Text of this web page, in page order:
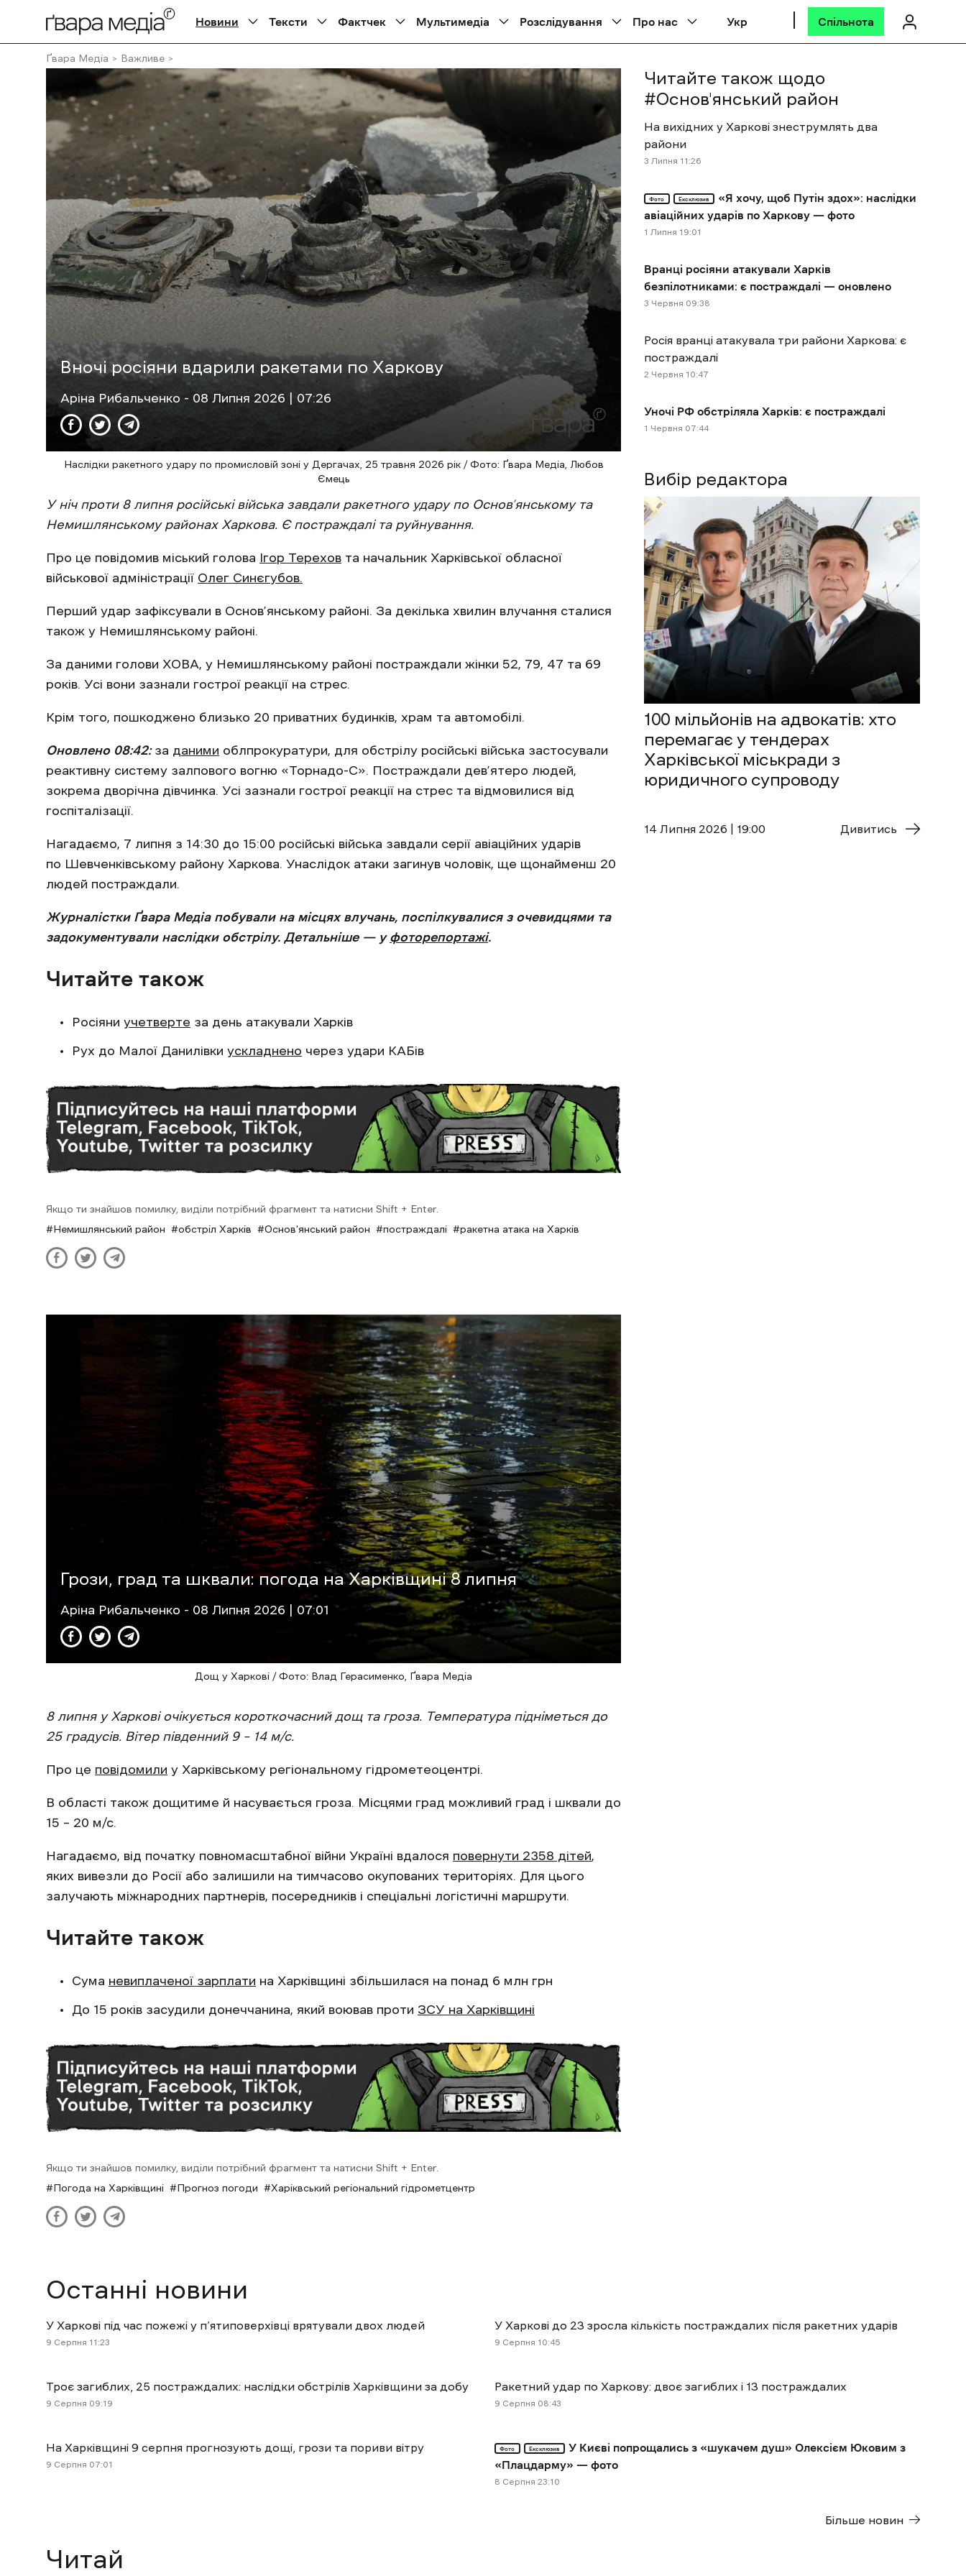
Новини Тексти Фактчек Мультимедіа Розслідування Про нас Укр Спільнота
Ґвара Медіа Важливе
Вночі росіяни вдарили ракетами по Харкову
Аріна Рибальченко - 08 Липня 2026 | 07:26
Наслідки ракетного удару по промисловій зоні у Дергачах, 25 травня 2026 рік / Фото: Ґвара Медіа, Любов
Ємець
У ніч проти 8 липня російські війська завдали ракетного удару по Основ’янському та
Немишлянському районах Харкова. Є постраждалі та руйнування.
Про це повідомив міський голова Ігор Терехов та начальник Харківської обласної
військової адміністрації Олег Синєгубов.
Перший удар зафіксували в Основ’янському районі. За декілька хвилин влучання сталися
також у Немишлянському районі.
За даними голови ХОВА, у Немишлянському районі постраждали жінки 52, 79, 47 та 69
років. Усі вони зазнали гострої реакції на стрес.
Крім того, пошкоджено близько 20 приватних будинків, храм та автомобілі.
Оновлено 08:42:за даними облпрокуратури, для обстрілу російські війська застосували
реактивну систему залпового вогню «Торнадо-С». Постраждали дев’ятеро людей,
зокрема дворічна дівчинка. Усі зазнали гострої реакції на стрес та відмовилися від
госпіталізації.
Нагадаємо, 7 липня з 14:30 до 15:00 російські війська завдали серії авіаційних ударів
по Шевченківському району Харкова. Унаслідок атаки загинув чоловік, ще щонайменш 20
людей постраждали.
Журналістки Ґвара Медіа побували на місцях влучань, поспілкувалися з очевидцями та
задокументували наслідки обстрілу. Детальніше — у фоторепортажі.
Читайте також
Росіяни учетверте за день атакували Харків
Рух до Малої Данилівки ускладнено через удари КАБів
Якщо ти знайшов помилку, виділи потрібний фрагмент та натисни Shift + Enter.
Немишлянський район
обстріл Харків Основ'янський район постраждалі ракетна атака на Харків
Грози, град та шквали: погода на Харківщині 8 липня
Аріна Рибальченко - 08 Липня 2026 | 07:01
Дощ у Харкові / Фото: Влад Герасименко, Ґвара Медіа
8 липня у Харкові очікується короткочасний дощ та гроза. Температура підніметься до
25 градусів. Вітер південний 9 – 14 м/с.
Про це повідомили у Харківському регіональному гідрометеоцентрі.
В області також дощитиме й насувається гроза. Місцями град можливий град і шквали до
15 – 20 м/с.
Нагадаємо, від початку повномасштабної війни Україні вдалося повернути 2358 дітей,
яких вивезли до Росії або залишили на тимчасово окупованих територіях. Для цього
залучають міжнародних партнерів, посередників і спеціальні логістичні маршрути.
Читайте також
Сума невиплаченої зарплати на Харківщині збільшилася на понад 6 млн грн
До 15 років засудили донеччанина, який воював проти ЗСУ на Харківщині
Якщо ти знайшов помилку, виділи потрібний фрагмент та натисни Shift + Enter.
Погода на Харківщині
Прогноз погоди Харіквський регіональний гідрометцентр
Вибір редактора
100 мільйонів на адвокатів: хто
перемагає у тендерах
Харківської міськради з
юридичного супроводу
14 Липня 2026 | 19:00 Дивитись
Читайте також щодо
#Основ'янський район
На вихідних у Харкові знеструмлять два
райони
3 Липня 11:26
Фото Ексклюзив
«Я хочу, щоб Путін здох»: наслідки
авіаційних ударів по Харкову — фото
1 Липня 19:01
Вранці росіяни атакували Харків
безпілотниками: є постраждалі — оновлено
3 Червня 09:38
Росія вранці атакувала три райони Харкова: є
постраждалі
2 Червня 10:47
Уночі РФ обстріляла Харків: є постраждалі
1 Червня 07:44
Останні новини
У Харкові під час пожежі у п’ятиповерхівці врятували двох людей
9 Cерпня 11:23
У Харкові до 23 зросла кількість постраждалих після ракетних ударів
9 Cерпня 10:45
Троє загиблих, 25 постраждалих: наслідки обстрілів Харківщини за добу
9 Cерпня 09:19
Ракетний удар по Харкову: двоє загиблих і 13 постраждалих
9 Cерпня 08:43
На Харківщині 9 серпня прогнозують дощі, грози та пориви вітру
9 Cерпня 07:01
Фото Ексклюзив
У Києві попрощались з «шукачем душ» Олексієм Юковим з
«Плацдарму» — фото
8 Cерпня 23:10
Більше новин
Читай